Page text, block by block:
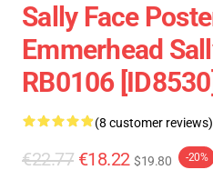
Sally Face
Emmerhead
RB0106 [ID8530]
(8 customer reviews)
€22.77 €18.22 $19.80 -20%